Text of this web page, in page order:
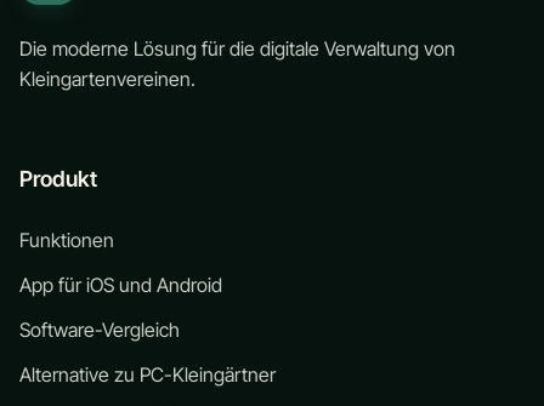
Die moderne Lösung für die digitale Verwaltung von
Kleingartenvereinen.
Produkt
Funktionen
App für iOS und Android
Software-Vergleich
Alternative zu PC-Kleingärtner